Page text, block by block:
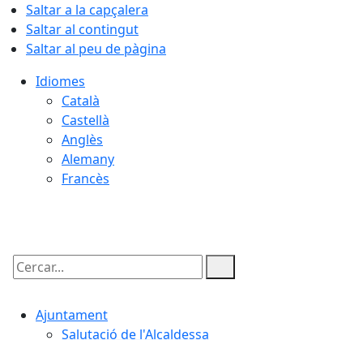
Saltar a la capçalera
Saltar al contingut
Saltar al peu de pàgina
Idiomes
Català
Castellà
Anglès
Alemany
Francès
Cercar:
Ajuntament
Salutació de l'Alcaldessa